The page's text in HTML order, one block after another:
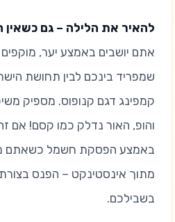
להאיר את הלילה – גם
אתם יושבים באמצע יער,
שמפריד בינכם לבין תחושת
קמפינג דגם קנופוס. מספיק
והופ, האור נדלק כמו קסם! אם
באמצע הפסקת חשמל כשאתם
מתוך אינסטינקט – הפנס
בשבילכם.